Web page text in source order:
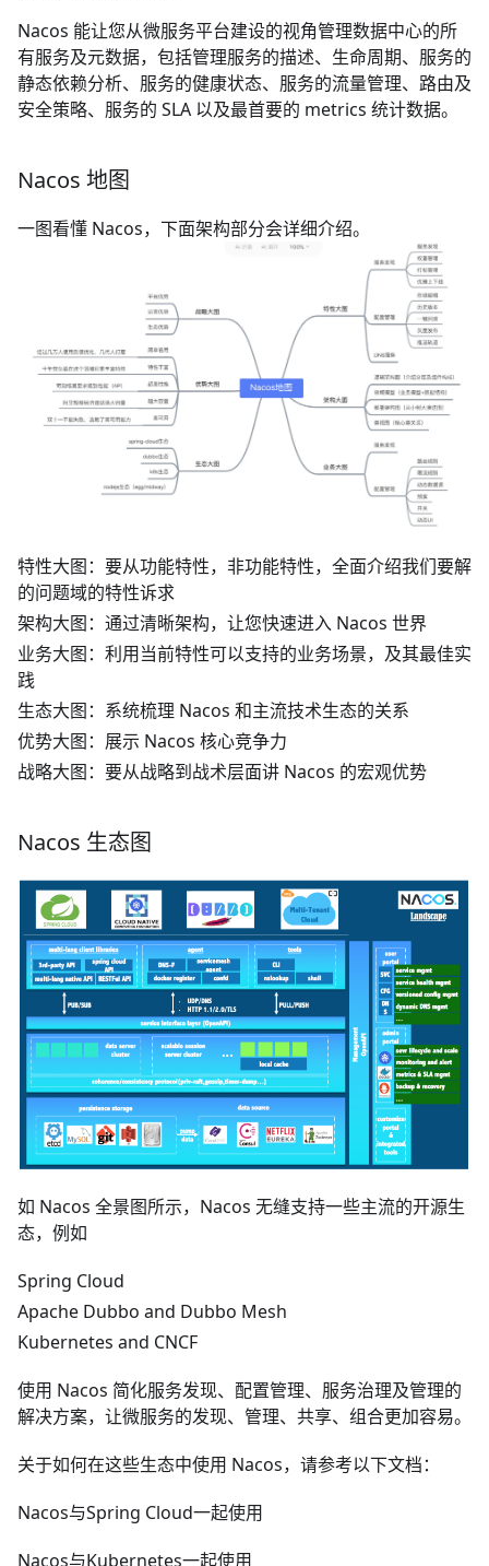
Nacos 能让您从微服务平台建设的视角管理数据中心的所
有服务及元数据，包括管理服务的描述、生命周期、服务的
静态依赖分析、服务的健康状态、服务的流量管理、路由及
安全策略、服务的 SLA 以及最首要的 metrics 统计数据。
Nacos 地图
一图看懂 Nacos，下面架构部分会详细介绍。
特性大图：要从功能特性，非功能特性，全面介绍我们要解
的问题域的特性诉求
架构大图：通过清晰架构，让您快速进入 Nacos 世界
业务大图：利用当前特性可以支持的业务场景，及其最佳实
践
生态大图：系统梳理 Nacos 和主流技术生态的关系
优势大图：展示 Nacos 核心竞争力
战略大图：要从战略到战术层面讲 Nacos 的宏观优势
Nacos 生态图
如 Nacos 全景图所示，Nacos 无缝支持一些主流的开源生
态，例如
Spring Cloud
Apache Dubbo and Dubbo Mesh
Kubernetes and CNCF
使用 Nacos 简化服务发现、配置管理、服务治理及管理的
解决方案，让微服务的发现、管理、共享、组合更加容易。
关于如何在这些生态中使用 Nacos，请参考以下文档：
Nacos与Spring Cloud一起使用
Nacos与Kubernetes一起使用